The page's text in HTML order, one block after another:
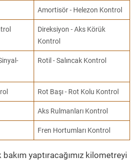
Amortisör - Helezon Kontrol
Direksiyon - Aks Körük
Kontrol
Rotil - Salıncak Kontrol
Rot Başı - Rot Kolu Kontrol
Aks Rulmanları Kontrol
Fren Hortumları Kontrol
yaptıracağımız kilometreyi